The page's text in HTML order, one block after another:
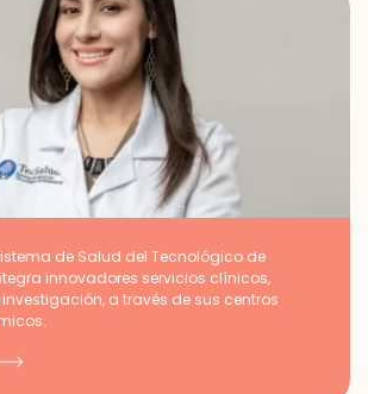
de Salud del Tecnológico de
innovadores servicios clínicos,
a través de sus centros